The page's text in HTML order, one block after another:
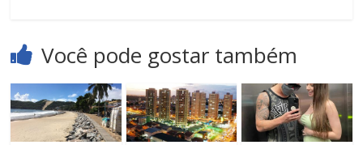
Você pode gostar também